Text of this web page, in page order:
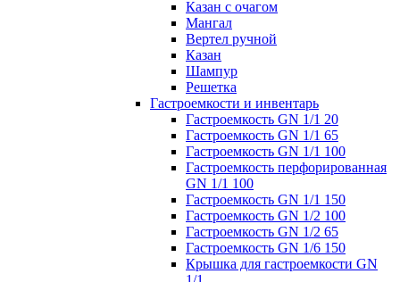
Казан с очагом
Мангал
Вертел ручной
Казан
Шампур
Решетка
Гастроемкости и инвентарь
Гастроемкость GN 1/1 20
Гастроемкость GN 1/1 65
Гастроемкость GN 1/1 100
Гастроемкость перфорированная
GN 1/1 100
Гастроемкость GN 1/1 150
Гастроемкость GN 1/2 100
Гастроемкость GN 1/2 65
Гастроемкость GN 1/6 150
Крышка для гастроемкости GN